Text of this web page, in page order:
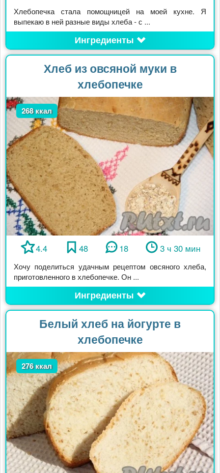
Хлебопечка стала помощницей на моей кухне. Я
выпекаю в ней разные виды хлеба - с ...
Ингредиенты
Хлеб из овсяной муки в
хлебопечке
268 ккал
4.4 48 18 3 ч 30 мин
Хочу поделиться удачным рецептом овсяного хлеба,
приготовленного в хлебопечке. Он ...
Ингредиенты
Белый хлеб на йогурте в
хлебопечке
276 ккал